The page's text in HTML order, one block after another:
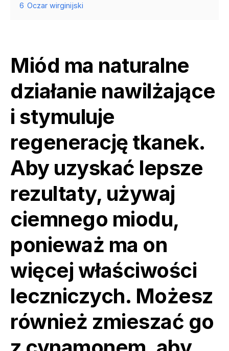
6 Oczar wirginijski
Miód ma naturalne
działanie nawilżające
i stymuluje
regenerację tkanek.
Aby uzyskać lepsze
rezultaty, używaj
ciemnego miodu,
ponieważ ma on
więcej właściwości
leczniczych. Możesz
również zmieszać go